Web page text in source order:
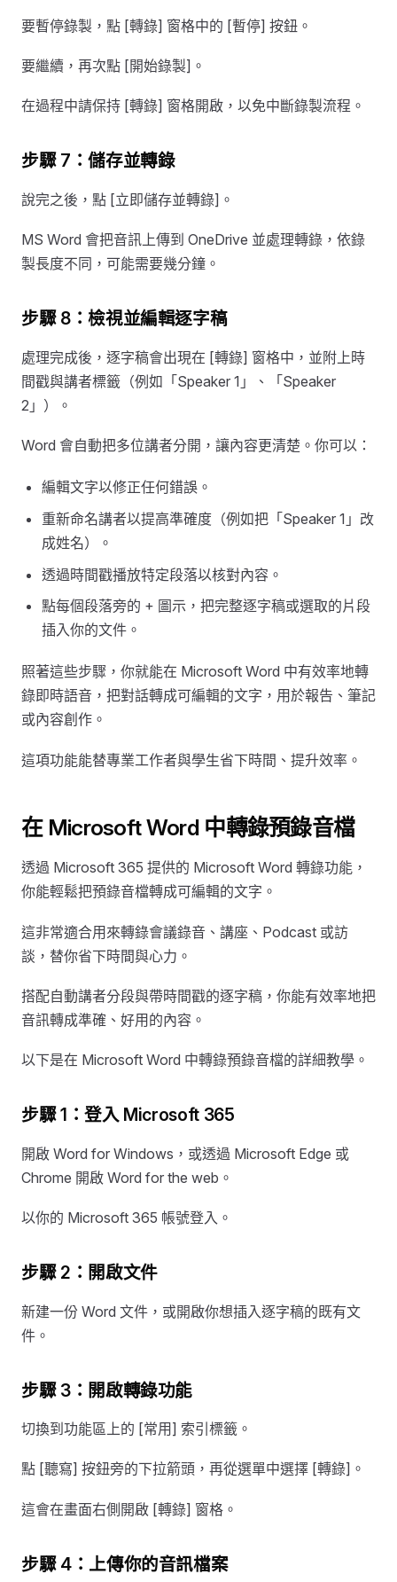
要暫停錄製，點 [轉錄] 窗格中的 [暫停] 按鈕。
要繼續，再次點 [開始錄製]。
在過程中請保持 [轉錄] 窗格開啟，以免中斷錄製流程。
步驟 7：儲存並轉錄
說完之後，點 [立即儲存並轉錄]。
MS Word 會把音訊上傳到 OneDrive 並處理轉錄，依錄
製長度不同，可能需要幾分鐘。
步驟 8：檢視並編輯逐字稿
處理完成後，逐字稿會出現在 [轉錄] 窗格中，並附上時
間戳與講者標籤（例如「Speaker 1」、「Speaker
2」）。
Word 會自動把多位講者分開，讓內容更清楚。你可以：
編輯文字以修正任何錯誤。
重新命名講者以提高準確度（例如把「Speaker 1」改
成姓名）。
透過時間戳播放特定段落以核對內容。
點每個段落旁的 + 圖示，把完整逐字稿或選取的片段
插入你的文件。
照著這些步驟，你就能在 Microsoft Word 中有效率地轉
錄即時語音，把對話轉成可編輯的文字，用於報告、筆記
或內容創作。
這項功能能替專業工作者與學生省下時間、提升效率。
在 Microsoft Word 中轉錄預錄音檔
透過 Microsoft 365 提供的 Microsoft Word 轉錄功能，
你能輕鬆把預錄音檔轉成可編輯的文字。
這非常適合用來轉錄會議錄音、講座、Podcast 或訪
談，替你省下時間與心力。
搭配自動講者分段與帶時間戳的逐字稿，你能有效率地把
音訊轉成準確、好用的內容。
以下是在 Microsoft Word 中轉錄預錄音檔的詳細教學。
步驟 1：登入 Microsoft 365
開啟 Word for Windows，或透過 Microsoft Edge 或
Chrome 開啟 Word for the web。
以你的 Microsoft 365 帳號登入。
步驟 2：開啟文件
新建一份 Word 文件，或開啟你想插入逐字稿的既有文
件。
步驟 3：開啟轉錄功能
切換到功能區上的 [常用] 索引標籤。
點 [聽寫] 按鈕旁的下拉箭頭，再從選單中選擇 [轉錄]。
這會在畫面右側開啟 [轉錄] 窗格。
步驟 4：上傳你的音訊檔案